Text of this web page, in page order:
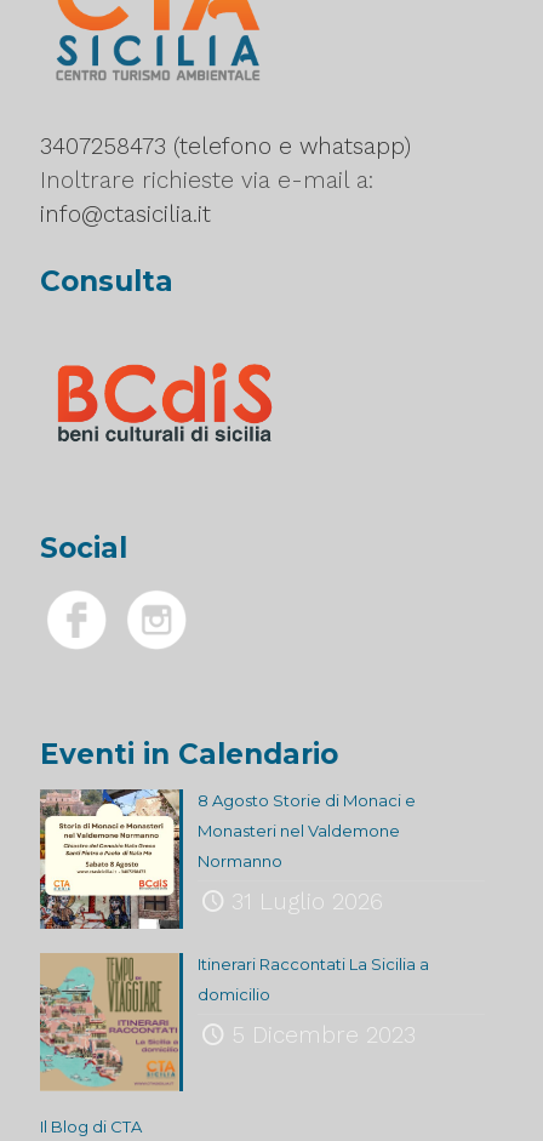
3407258473 (telefono e whatsapp)
Inoltrare richieste via e-mail a:
info@ctasicilia.it
Consulta
Social
Eventi in Calendario
8 Agosto Storie di Monaci e
Monasteri nel Valdemone
Normanno
31 Luglio 2026
Itinerari Raccontati La Sicilia a
domicilio
5 Dicembre 2023
Il Blog di CTA